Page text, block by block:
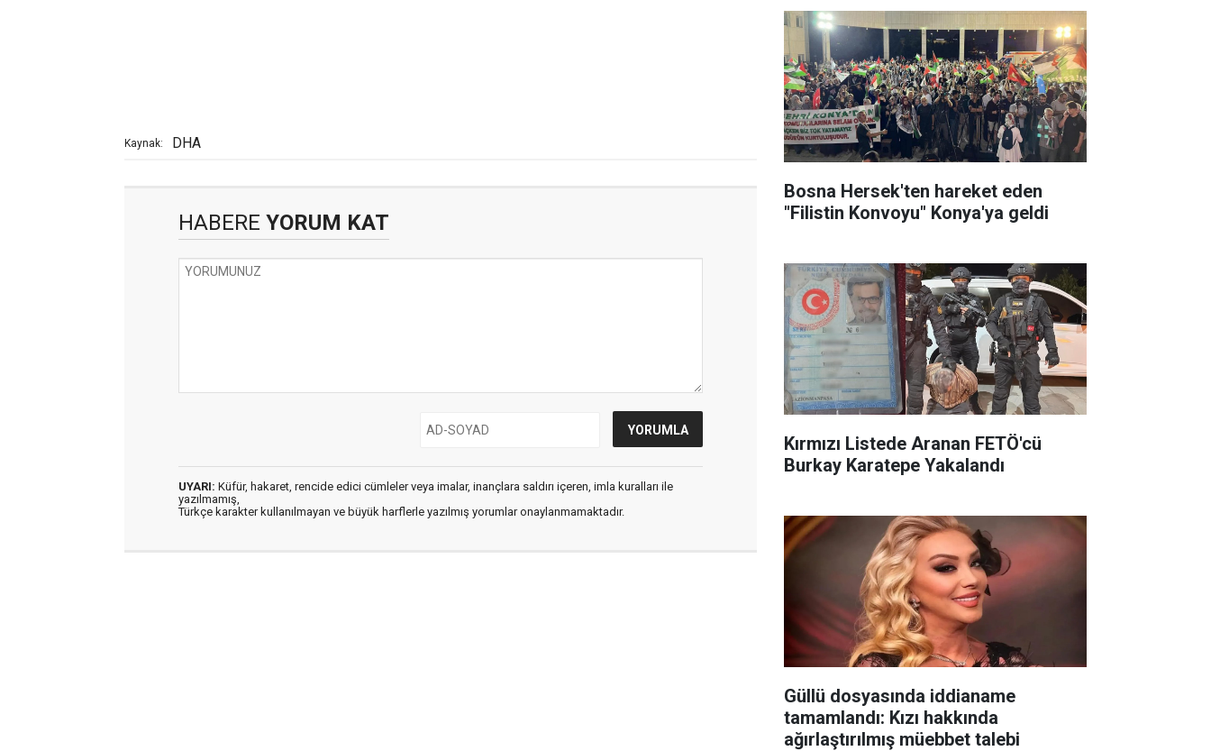
Kaynak: DHA
HABERE YORUM KAT
UYARI: Küfür, hakaret, rencide edici cümleler veya imalar, inançlara saldırı içeren, imla kuralları ile
yazılmamış,
Türkçe karakter kullanılmayan ve büyük harflerle yazılmış yorumlar onaylanmamaktadır.
Bosna Hersek'ten hareket eden
"Filistin Konvoyu" Konya'ya geldi
Kırmızı Listede Aranan FETÖ'cü
Burkay Karatepe Yakalandı
Güllü dosyasında iddianame
tamamlandı: Kızı hakkında
ağırlaştırılmış müebbet talebi